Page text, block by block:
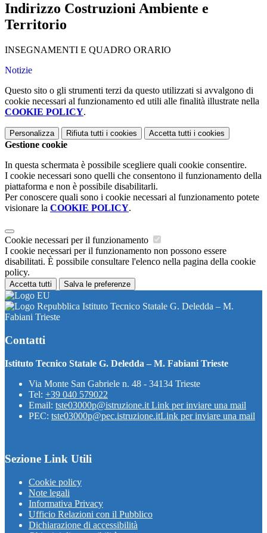
Indirizzo Costruzioni Ambiente e
Territorio
INSEGNAMENTI E QUADRO ORARIO
Notizie
Questo sito o gli strumenti terzi da questo utilizzati si avvalgono di
cookie necessari al funzionamento ed utili alle finalità illustrate nella
COOKIE POLICY.
Personalizza Rifiuta tutti i cookies Accetta tutti i cookies
Gestione cookie
In questa schermata è possibile scegliere quali cookie consentire.
I cookie necessari sono quelli che consentono il funzionamento della
piattaforma e non è possibile disabilitarli.
Per conoscere quali sono i cookie necessari al funzionamento potete
visionare la COOKIE POLICY.
Cookie necessari per il funzionamento
I cookie necessari per il funzionamento non possono essere
disabilitati. È possibile consultare l'elenco nella pagina della cookie
policy.
Accetta tutti Salva le preferenze
Istituto Tecnico Statale G. Deledda – M.
Fabiani Trieste
Contatti
Istituto Tecnico Statale G. Deledda – M. Fabiani Trieste
Via Monte San Gabriele n. 48 - 34134 Trieste
Tel: +39 040 579022
Email: tste03000p@istruzione.it Link per inviare una mail
PEC: tste03000p@pec.istruzione.itLink per inviare una mail
Sezione Link Utili
Cookie policy
Note legali
Informativa Privacy
Ufficio Relazioni con il Pubblico
Dichiarazione di accessibilità